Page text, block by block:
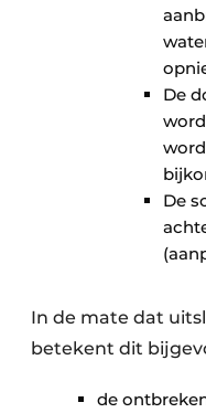
De
De
In de mate dat
betekent dit
de